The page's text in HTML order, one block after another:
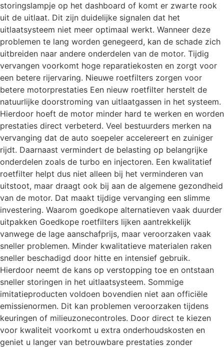
storingslampje op het dashboard of komt er zwarte rook
uit de uitlaat. Dit zijn duidelijke signalen dat het
uitlaatsysteem niet meer optimaal werkt. Wanneer deze
problemen te lang worden genegeerd, kan de schade zich
uitbreiden naar andere onderdelen van de motor. Tijdig
vervangen voorkomt hoge reparatiekosten en zorgt voor
een betere rijervaring. Nieuwe roetfilters zorgen voor
betere motorprestaties Een nieuw roetfilter herstelt de
natuurlijke doorstroming van uitlaatgassen in het systeem.
Hierdoor hoeft de motor minder hard te werken en worden
prestaties direct verbeterd. Veel bestuurders merken na
vervanging dat de auto soepeler accelereert en zuiniger
rijdt. Daarnaast vermindert de belasting op belangrijke
onderdelen zoals de turbo en injectoren. Een kwalitatief
roetfilter helpt dus niet alleen bij het verminderen van
uitstoot, maar draagt ook bij aan de algemene gezondheid
van de motor. Dat maakt tijdige vervanging een slimme
investering. Waarom goedkope alternatieven vaak duurder
uitpakken Goedkope roetfilters lijken aantrekkelijk
vanwege de lage aanschafprijs, maar veroorzaken vaak
sneller problemen. Minder kwalitatieve materialen raken
sneller beschadigd door hitte en intensief gebruik.
Hierdoor neemt de kans op verstopping toe en ontstaan
sneller storingen in het uitlaatsysteem. Sommige
imitatieproducten voldoen bovendien niet aan officiële
emissienormen. Dit kan problemen veroorzaken tijdens
keuringen of milieuzonecontroles. Door direct te kiezen
voor kwaliteit voorkomt u extra onderhoudskosten en
geniet u langer van betrouwbare prestaties zonder